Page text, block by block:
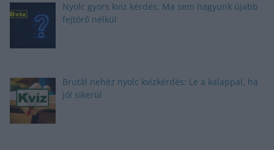
Nyolc gyors kvíz kérdés: Ma sem hagyunk újabb
fejtörő nélkül
Brutál nehéz nyolc kvízkérdés: Le a kalappal, ha
jól sikerül